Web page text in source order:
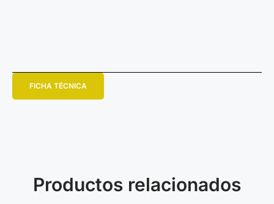
FICHA TÉCNICA
Productos relacionados